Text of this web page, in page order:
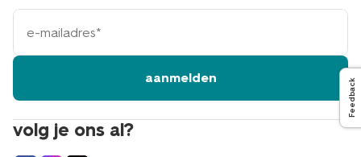
volg je ons al?
e-
mailadres
aanmelden
Feedback